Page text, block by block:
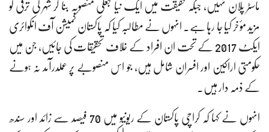
ماسٹر پلان نہیں، جبکہ حقیقت میں ایک نیا جعلی منصوبہ بنا کر شہر کی ترقی کو
مزید مؤخر کیا جا رہا ہے۔ انہوں نے مطالبہ کیا کہ پاکستان کمیشن آف انکوائری
ایکٹ 2017 کے تحت ان افراد کے خلاف تحقیقات کی جائیں، جن میں
حکومتی اراکین اور افسران شامل ہیں، جو اس منصوبے پر عملدرآمد نہ ہونے
کے ذمہ دار ہیں۔
انہوں نے کہا کہ کراچی پاکستان کے ریونیو میں 70 فیصد سے زائد اور سندھ